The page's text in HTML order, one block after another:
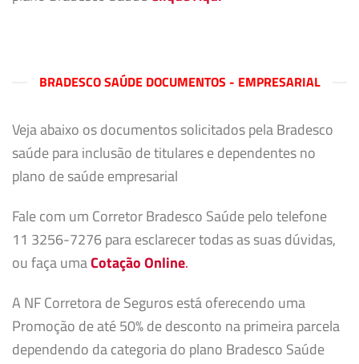
BRADESCO SAÚDE DOCUMENTOS - EMPRESARIAL
Veja abaixo os documentos solicitados pela Bradesco
saúde para inclusão de titulares e dependentes no
plano de saúde empresarial
Fale com um Corretor Bradesco Saúde pelo telefone
11 3256-7276 para esclarecer todas as suas dúvidas,
ou faça umaCotação Online.
A NF Corretora de Seguros está oferecendo uma
Promoção de até 50% de desconto na primeira parcela
dependendo da categoria do plano Bradesco Saúde